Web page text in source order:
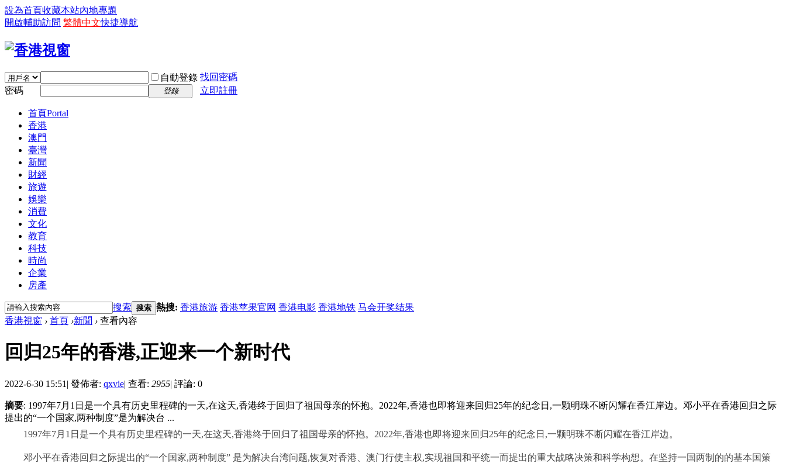
設為首頁收藏本站內地專題
開啟輔助訪問 繁體中文快捷導航
自動登錄 找回密碼
密碼
登錄 立即註冊
首頁Portal
香港
澳門
臺灣
新聞
財經
旅遊
娛樂
消費
文化
教育
科技
時尚
企業
房產
搜索 搜索 熱搜: 香港旅游 香港苹果官网 香港电影 香港地铁 马会开奖结果
香港視窗 › 首頁 ›新聞 › 查看內容
回归25年的香港,正迎来一个新时代
2022-6-30 15:51 | 發佈者: qxvie| 查看: 2955| 評論: 0
摘要: 1997年7月1日是一个具有历史里程碑的一天,在这天,香港终于回归了祖国母亲的怀抱。2022年,香港也即将迎来回归25年的纪念日,一颗明珠不断闪耀在香江岸边。邓小平在香港回归之际
提出的“一个国家,两种制度”是为解决台 ...
1997年7月1日 是一个具有历史里程碑的一天,在这天,香港终于回归了祖国母亲的怀抱。2022年,香港也即将迎来回归25年的纪念日,一颗明珠不断闪耀在香江岸边。
邓小平在香港回归之际提出的“一个国家,两种制度” 是为解决台湾问题,恢复对香港、澳门行使主权,实现祖国和平统一而提出的重大战略决策和科学构想。在坚持一国两制的的基本国策